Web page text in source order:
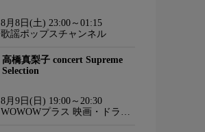
8月8日(土) 23:00～01:15
歌謡ポップスチャンネル
高橋真梨子 concert Supreme
Selection
8月9日(日) 19:00～20:30
WOWOWプラス 映画・ドラ